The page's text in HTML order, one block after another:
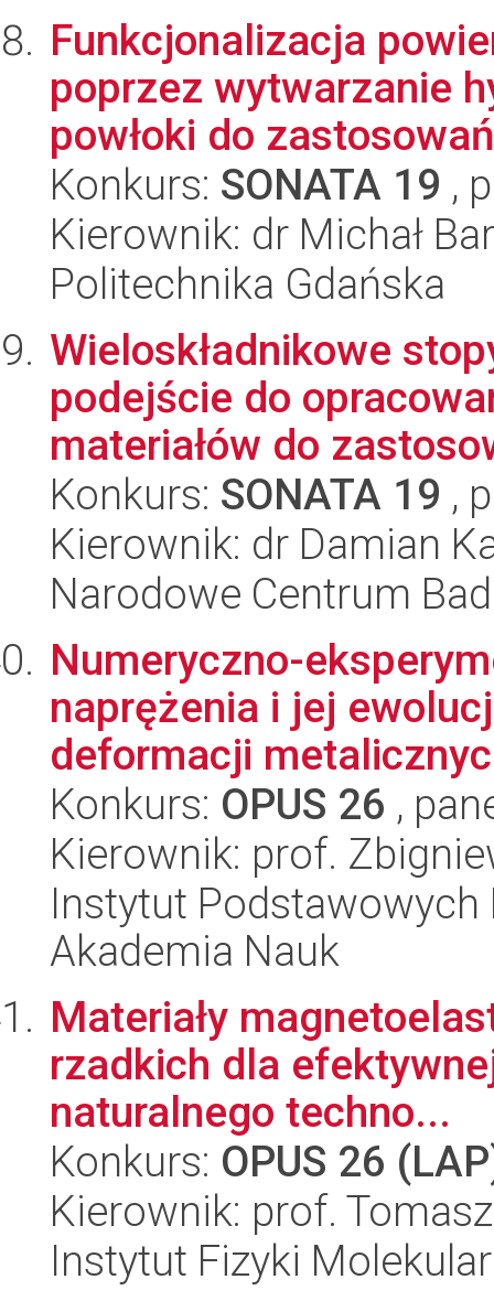
Funkcjonalizacja
poprzez wytwarzanie
powłoki do
Konkurs: SONATA 19 ,
Kierownik: dr Michał
Politechnika Gdańska
Wieloskładnikowe
podejście do
materiałów do
Konkurs: SONATA 19 ,
Kierownik: dr Damian
Narodowe Centrum
Numeryczno-
naprężenia i jej
deformacji
Konkurs: OPUS 26 ,
Kierownik: prof.
Instytut
Akademia Nauk
Materiały
rzadkich dla
naturalnego techno...
Konkurs: OPUS 26
Kierownik: prof.
Instytut Fizyki